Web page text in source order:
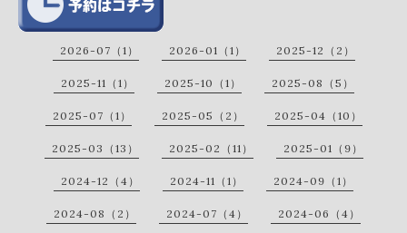
2026-07（1） 2026-01（1） 2025-12（2）
2025-11（1） 2025-10（1） 2025-08（5）
2025-07（1） 2025-05（2） 2025-04（10）
2025-03（13） 2025-02（11） 2025-01（9）
2024-12（4） 2024-11（1） 2024-09（1）
2024-08（2） 2024-07（4） 2024-06（4）